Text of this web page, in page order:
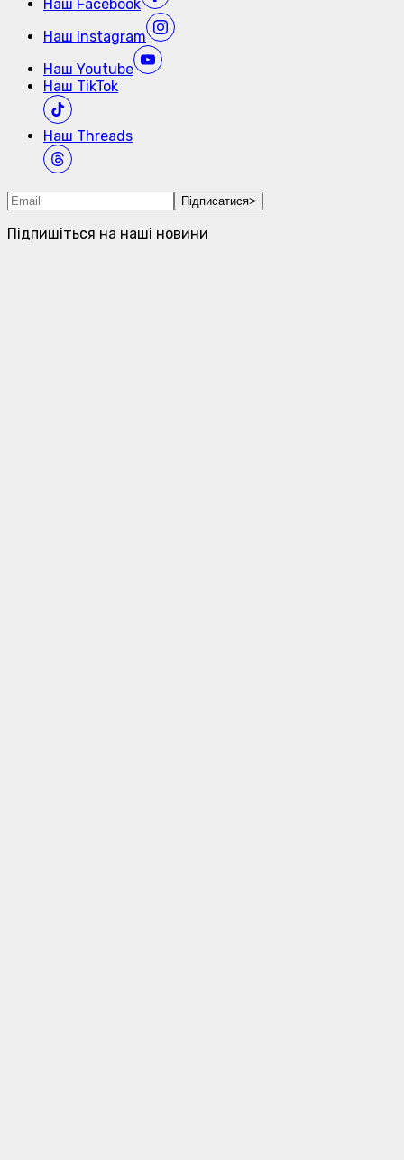
Наш Facebook
Наш Instagram
Наш Youtube
Наш TikTok
Наш Threads
Підписатися>
Підпишіться на наші новини